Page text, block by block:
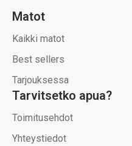
Matot
Kaikki matot
Best sellers
Tarjouksessa
Tarvitsetko apua?
Toimitusehdot
Yhteystiedot